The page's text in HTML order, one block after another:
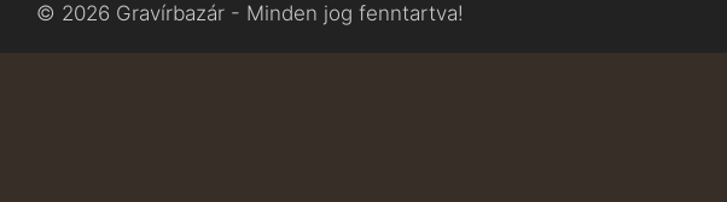
© 2026 Gravírbazár - Minden jog fenntartva!